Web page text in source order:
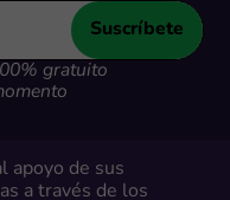
Suscríbete
gratuito
apoyo de sus
a través de los